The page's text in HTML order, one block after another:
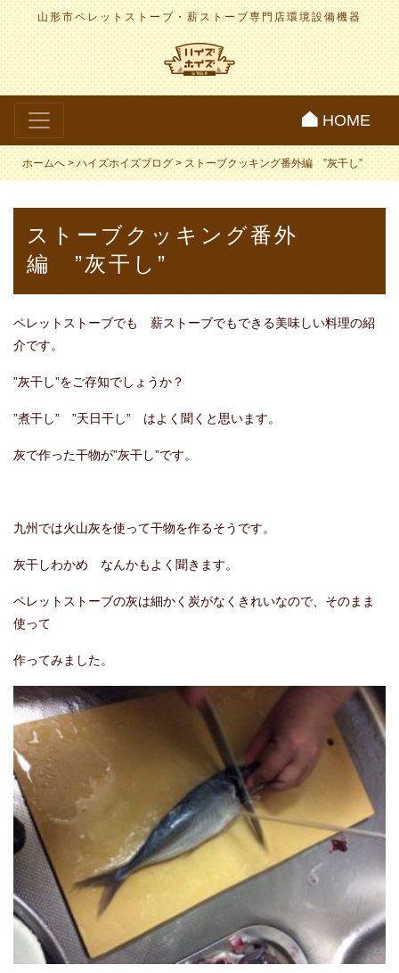
山形市ペレットストーブ・薪ストーブ専門店環境設備機器
HOME
ホームへ > ハイズホイズブログ> ストーブクッキング番外編 ”灰干し”
ストーブクッキング番外
編 ”灰干し”
ペレットストーブでも 薪ストーブでもできる美味しい料理の紹
介です。
”灰干し”をご存知でしょうか？
”煮干し” ”天日干し” はよく聞くと思います。
灰で作った干物が”灰干し”です。
九州では火山灰を使って干物を作るそうです。
灰干しわかめ なんかもよく聞きます。
ペレットストーブの灰は細かく炭がなくきれいなので、そのまま
使って
作ってみました。